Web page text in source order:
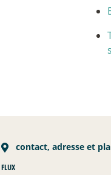
contact, adresse et
FLUX